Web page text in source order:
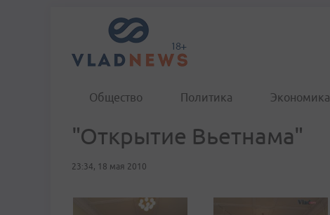
Общество Политика Экономика
"Открытие Вьетнама"
23:34, 18 мая 2010